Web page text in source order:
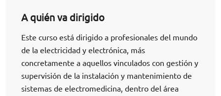
A quién va dirigido
Este curso está dirigido a profesionales del mundo
de la electricidad y electrónica, más
concretamente a aquellos vinculados con gestión y
supervisión de la instalación y mantenimiento de
sistemas de electromedicina, dentro del área